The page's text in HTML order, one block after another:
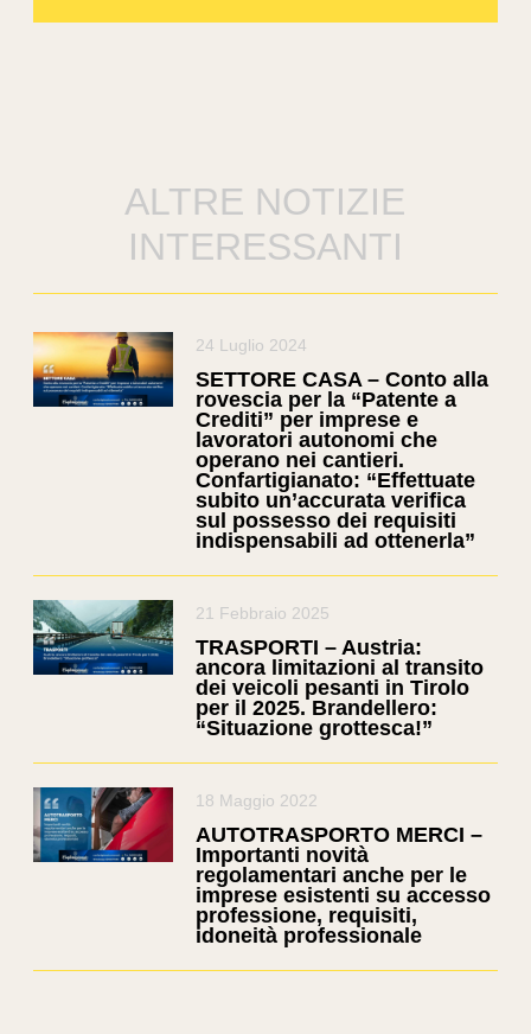
ALTRE NOTIZIE
INTERESSANTI
24 Luglio 2024
SETTORE CASA – Conto alla
rovescia per la “Patente a
Crediti” per imprese e
lavoratori autonomi che
operano nei cantieri.
Confartigianato: “Effettuate
subito un’accurata verifica
sul possesso dei requisiti
indispensabili ad ottenerla”
21 Febbraio 2025
TRASPORTI – Austria:
ancora limitazioni al transito
dei veicoli pesanti in Tirolo
per il 2025. Brandellero:
“Situazione grottesca!”
18 Maggio 2022
AUTOTRASPORTO MERCI –
Importanti novità
regolamentari anche per le
imprese esistenti su accesso
professione, requisiti,
idoneità professionale